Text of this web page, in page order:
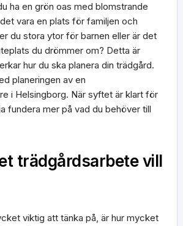
ha en grön oas med blomstrande
vara en plats för familjen och
du stora ytor för barnen eller är det
du drömmer om? Detta är
hur du ska planera din trädgård.
planeringen av en
i Helsingborg. När syftet är klart för
fundera mer på vad du behöver till
trädgårdsarbete vill
viktig att tänka på, är hur mycket